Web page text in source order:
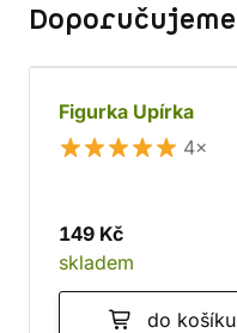
Doporučujeme
Figurka Upírka
4×
149 Kč
skladem
do košíku